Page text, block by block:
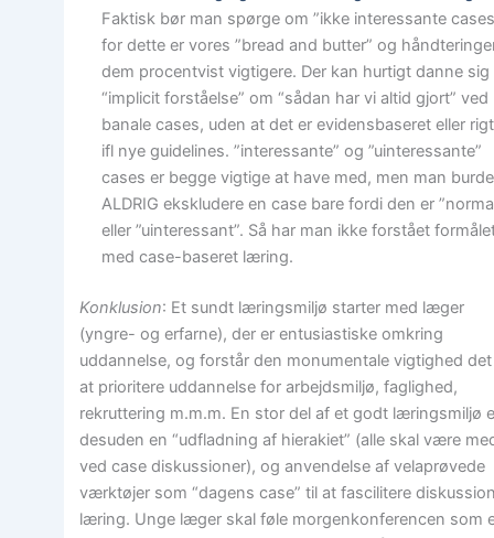
Faktisk bør man spørge om ”ikke interessante
for dette er vores ”bread and butter” og
dem procentvist vigtigere. Der kan hurtigt danne sig
“implicit forståelse” om “sådan har vi altid gjort” ved
banale cases, uden at det er evidensbaseret eller
ifl nye guidelines. ”interessante” og ”uinteressante”
cases er begge vigtige at have med, men man burde
ALDRIG ekskludere en case bare fordi den er
eller ”uinteressant”. Så har man ikke forstået
med case-baseret læring.
Konklusion: Et sundt læringsmiljø starter med læger
(yngre- og erfarne), der er entusiastiske omkring
uddannelse, og forstår den monumentale vigtighed
at prioritere uddannelse for arbejdsmiljø, faglighed,
rekruttering m.m.m. En stor del af et godt læringsmiljø
desuden en “udfladning af hierakiet” (alle skal være
ved case diskussioner), og anvendelse af velaprøvede
værktøjer som “dagens case” til at fascilitere
læring. Unge læger skal føle morgenkonferencen som